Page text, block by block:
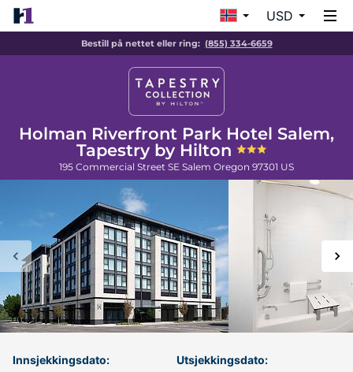
USD
Bestill på nettet eller ring: (855) 334-6659
Holman Riverfront Park Hotel Salem,
Tapestry by Hilton
195 Commercial Street SE Salem Oregon 97301 US
Innsjekkingsdato: Utsjekkingsdato: